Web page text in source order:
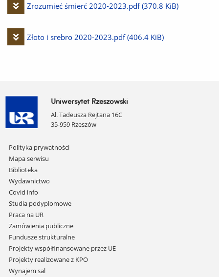
Pobierz
Zrozumieć śmierć 2020-2023.pdf (370.8 KiB)
Pobierz
Złoto i srebro 2020-2023.pdf (406.4 KiB)
Uniwersytet Rzeszowski
Al. Tadeusza Rejtana 16C
35-959 Rzeszów
Pomiń
nawigację
i
przejdź
do
treści
Polityka prywatności
Mapa serwisu
Biblioteka
Wydawnictwo
Covid info
Studia podyplomowe
Praca na UR
Zamówienia publiczne
Fundusze strukturalne
Projekty współfinansowane przez UE
Projekty realizowane z KPO
Wynajem sal